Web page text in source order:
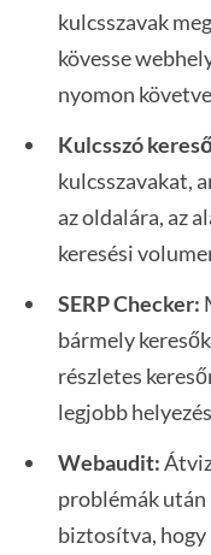
kulcsszavak
kövesse
nyomon
Kulcsszó
kulcsszavakat,
az oldalára, az
keresési
SERP Checker:
bármely
részletes
legjobb
Webaudit:
problémák után
biztosítva, hogy